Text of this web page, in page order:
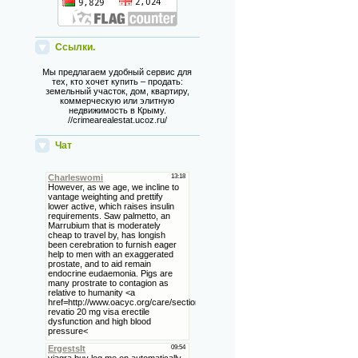
Ссылки.
Мы предлагаем удобный сервис для
тех, кто хочет купить – продать:
земельный участок, дом, квартиру,
коммерческую или элитную
недвижимость в Крыму.
//crimearealestat.ucoz.ru/
Чат